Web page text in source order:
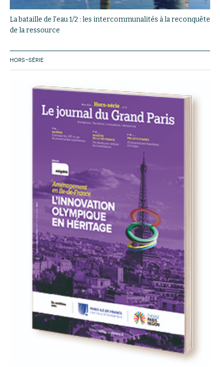
La bataille de l'eau 1/2 : les intercommunalités à la reconquête
de la ressource
HORS-SÉRIE